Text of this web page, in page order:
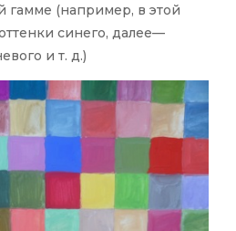
гамме (например, в этой
синего, далее—
и т. д.)